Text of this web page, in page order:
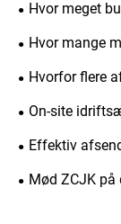
Hvor meget
Hvor mange
producere pr.
Hvorfor flere
On-site
Effektiv
strenge
Mød ZCJK